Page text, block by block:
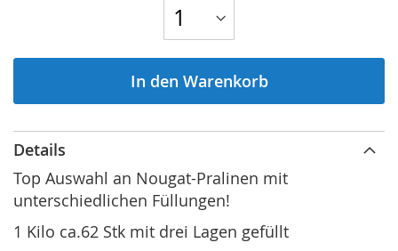
Details
Top Auswahl an Nougat-Pralinen mit
unterschiedlichen Füllungen!
1 Kilo ca.62 Stk mit drei Lagen gefüllt
In den Warenkorb